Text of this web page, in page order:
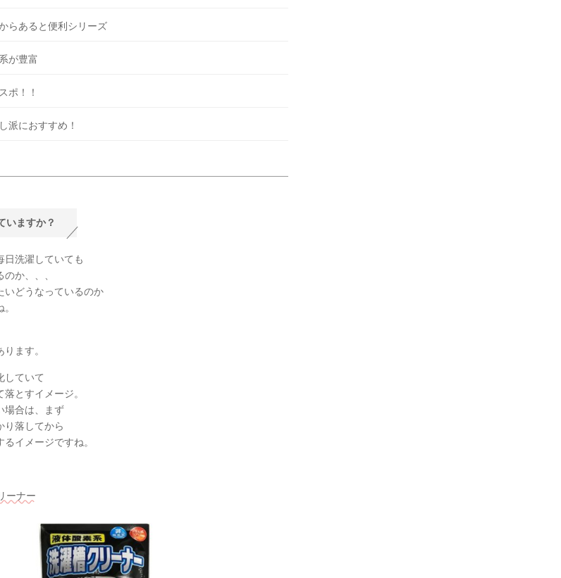
らあると便利シリーズ
が豊富
ポ！！
派におすすめ！
いますか？
日洗濯していても
か、、、
いどうなっているのか
ます。
していて
とすイメージ。
場合は、まず
り落してから
るイメージですね。
ーナー